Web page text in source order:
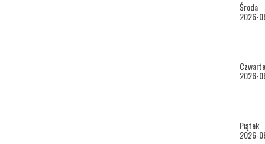
-
-
Środa
2026-
2026-
Piątek
2026-